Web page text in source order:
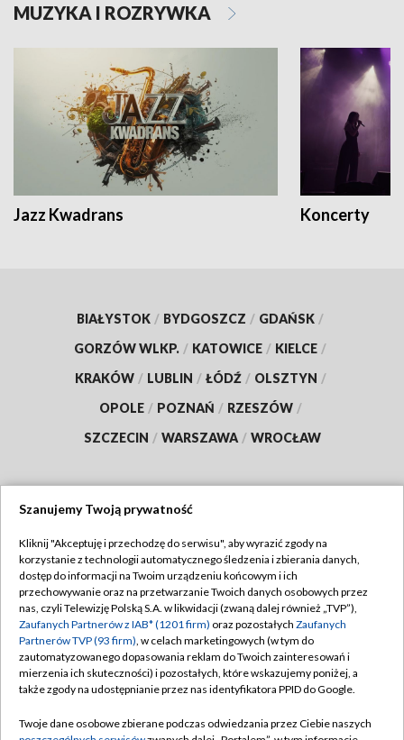
MUZYKA I ROZRYWKA
Jazz Kwadrans Koncerty
BIAŁYSTOK / BYDGOSZCZ / GDAŃSK /
GORZÓW WLKP. / KATOWICE / KIELCE /
KRAKÓW / LUBLIN / ŁÓDŹ / OLSZTYN /
OPOLE / POZNAŃ / RZESZÓW /
SZCZECIN / WARSZAWA / WROCŁAW
TVP
Abonament TVP
Emisja w TVP
Centrum informacji TVP
Naziemna Telewizja Cyfrowa
Regulamin TVP
Polityka prywatności
Moje zgody
Pomoc
Szanujemy Twoją prywatność
Kliknij "Akceptuję i przechodzę do serwisu", aby wyrazić zgody na
korzystanie z technologii automatycznego śledzenia i zbierania danych,
dostęp do informacji na Twoim urządzeniu końcowym i ich
przechowywanie oraz na przetwarzanie Twoich danych osobowych przez
nas, czyli Telewizję Polską S.A. w likwidacji (zwaną dalej również „TVP”),
Zaufanych Partnerów z IAB* (1201 firm) oraz pozostałych Zaufanych
Partnerów TVP (93 firm), w celach marketingowych (w tym do
zautomatyzowanego dopasowania reklam do Twoich zainteresowań i
mierzenia ich skuteczności) i pozostałych, które wskazujemy poniżej, a
także zgody na udostępnianie przez nas identyfikatora PPID do Google.
Twoje dane osobowe zbierane podczas odwiedzania przez Ciebie naszych